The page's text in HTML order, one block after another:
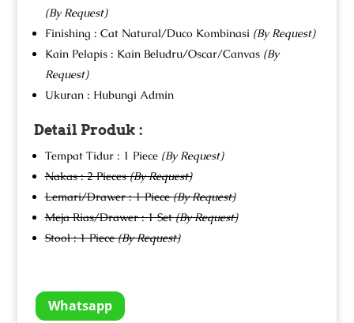
(By Request)
Finishing : Cat Natural/Duco Kombinasi (By Request)
Kain Pelapis : Kain Beludru/Oscar/Canvas (By
Request)
Ukuran : Hubungi Admin
Detail Produk :
Tempat Tidur : 1 Piece (By Request)
Nakas : 2 Pieces(By Request)
Lemari/Drawer : 1 Piece(By Request)
Meja Rias/Drawer : 1 Set(By Request)
Stool : 1 Piece(By Request)
Whatsapp